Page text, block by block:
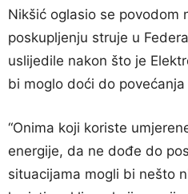
Nikšić oglasio se povodom
poskupljenju struje u
uslijedile nakon što je
bi moglo doći do povećanja
“Onima koji koriste
energije, da ne dođe do
situacijama mogli bi nešto